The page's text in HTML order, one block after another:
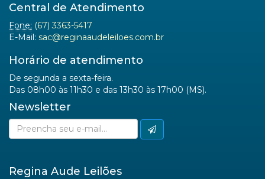
Central de Atendimento
Fone: (67) 3363-5417
E-Mail: sac@reginaaudeleiloes.com.br
Horário de atendimento
De segunda a sexta-feira.
Das 08h00 às 11h30 e das 13h30 às 17h00 (MS).
Newsletter
Regina Aude Leilões